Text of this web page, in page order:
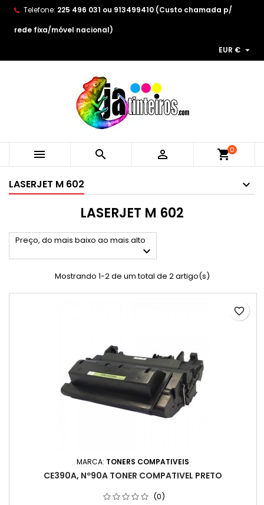
Telefone: 225 496 031 ou 913499410 (Custo chamada p/
rede fixa/móvel nacional)
EUR € 
   shopping_cart0
LASERJET M 602
LASERJET M 602
Preço, do mais baixo ao mais alto

Mostrando 1-2 de um total de 2 artigo(s)
MARCA: TONERS COMPATIVEIS
CE390A, Nº90A TONER COMPATIVEL PRETO
(0)
favorite_border
As minhas listas de desejos ×
((modalTitle)) ×
((cancelText)) ((modalDeleteText))
Create wishlist ×
Wishlist name
Cancelar Create wishlist
Entrar ×
You need to be logged in to save products in your
wishlist.
Cancelar